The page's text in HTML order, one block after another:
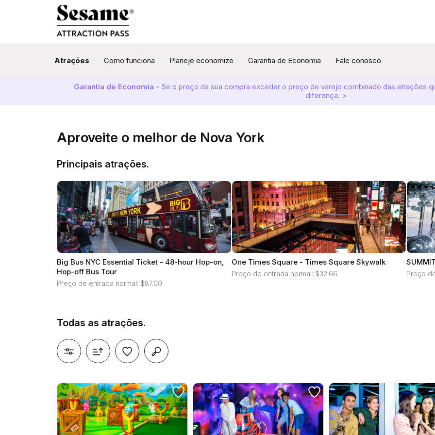
Atrações Como funciona Planeje economize Garantia de Economia Fale conosco
Garantia de Economia - Se o preço da sua compra exceder o preço de varejo combinado das atrações
diferença. >
Aproveite o melhor de Nova York
Principais atrações.
Big Bus NYC Essential Ticket - 48-hour Hop-on,
Hop-off Bus Tour
Preço de entrada normal: $87.00
One Times Square - Times Square Skywalk
Preço de entrada normal: $32.66 Preço
Todas as atrações.